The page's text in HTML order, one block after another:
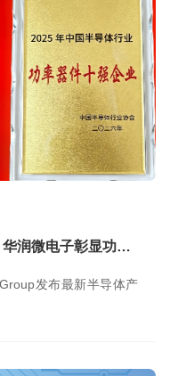
跻身全球第九，蝉联国内十强！华润微电子彰显功率半导体龙头硬实力
发布最新半导体产